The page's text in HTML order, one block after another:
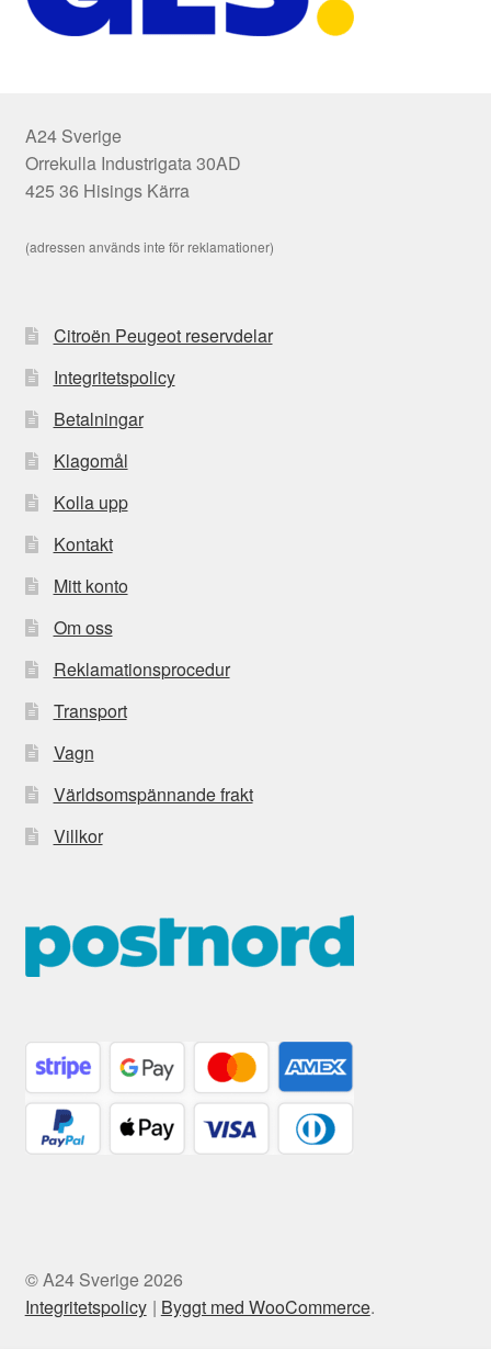
A24 Sverige
Orrekulla Industrigata 30AD
425 36 Hisings Kärra
(adressen används inte för reklamationer)
Citroën Peugeot reservdelar
Integritetspolicy
Betalningar
Klagomål
Kolla upp
Kontakt
Mitt konto
Om oss
Reklamationsprocedur
Transport
Vagn
Världsomspännande frakt
Villkor
© A24 Sverige 2026
Integritetspolicy
Byggt med WooCommerce.